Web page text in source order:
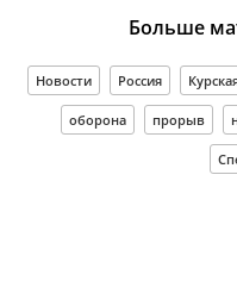
Больше
Новости Россия
оборона прорыв